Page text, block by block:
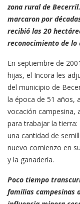
zona rural de
marcaron por
recibió las 20
reconocimiento de lo
En septiembre de
hijas, el Incora les
del municipio de
la época de 51 años,
vocación campesina,
para trabajar la tierra:
una cantidad de
nuevo comienzo en
y la ganadería.
Poco tiempo
familias campesinas